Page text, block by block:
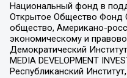
Национальный фонд в
Открытое Общество Фонд
общество, Американо-
экономическому и
Демократический
MEDIA DEVELOPMENT
Республиканский